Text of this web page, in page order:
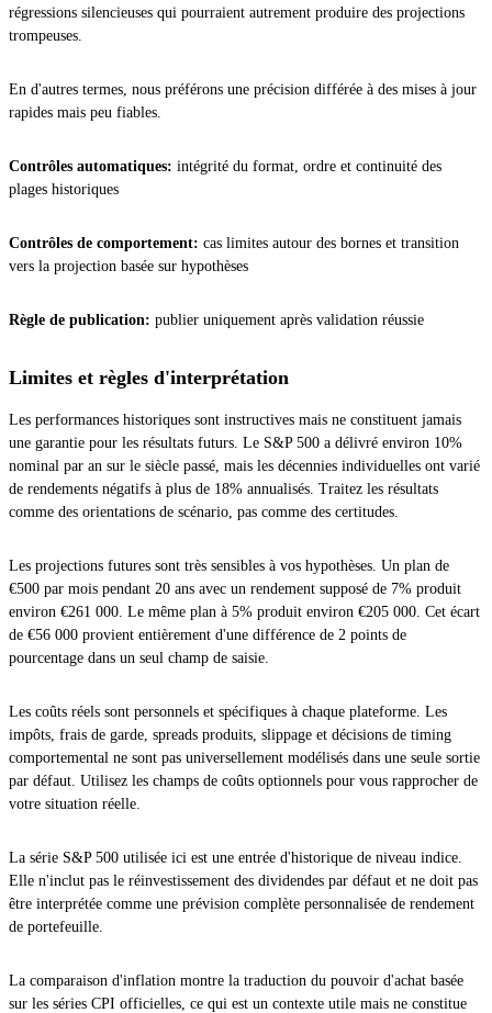
régressions silencieuses qui pourraient autrement produire des projections
trompeuses.
En d'autres termes, nous préférons une précision différée à des mises à jour
rapides mais peu fiables.
Contrôles automatiques: intégrité du format, ordre et continuité des
plages historiques
Contrôles de comportement: cas limites autour des bornes et transition
vers la projection basée sur hypothèses
Règle de publication: publier uniquement après validation réussie
Limites et règles d'interprétation
Les performances historiques sont instructives mais ne constituent jamais
une garantie pour les résultats futurs. Le S&P 500 a délivré environ 10%
nominal par an sur le siècle passé, mais les décennies individuelles ont varié
de rendements négatifs à plus de 18% annualisés. Traitez les résultats
comme des orientations de scénario, pas comme des certitudes.
Les projections futures sont très sensibles à vos hypothèses. Un plan de
€500 par mois pendant 20 ans avec un rendement supposé de 7% produit
environ €261 000. Le même plan à 5% produit environ €205 000. Cet écart
de €56 000 provient entièrement d'une différence de 2 points de
pourcentage dans un seul champ de saisie.
Les coûts réels sont personnels et spécifiques à chaque plateforme. Les
impôts, frais de garde, spreads produits, slippage et décisions de timing
comportemental ne sont pas universellement modélisés dans une seule sortie
par défaut. Utilisez les champs de coûts optionnels pour vous rapprocher de
votre situation réelle.
La série S&P 500 utilisée ici est une entrée d'historique de niveau indice.
Elle n'inclut pas le réinvestissement des dividendes par défaut et ne doit pas
être interprétée comme une prévision complète personnalisée de rendement
de portefeuille.
La comparaison d'inflation montre la traduction du pouvoir d'achat basée
sur les séries CPI officielles, ce qui est un contexte utile mais ne constitue